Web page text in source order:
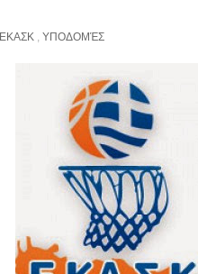
ΕΚΑΣΚ , ΥΠΟΔΟΜΈΣ